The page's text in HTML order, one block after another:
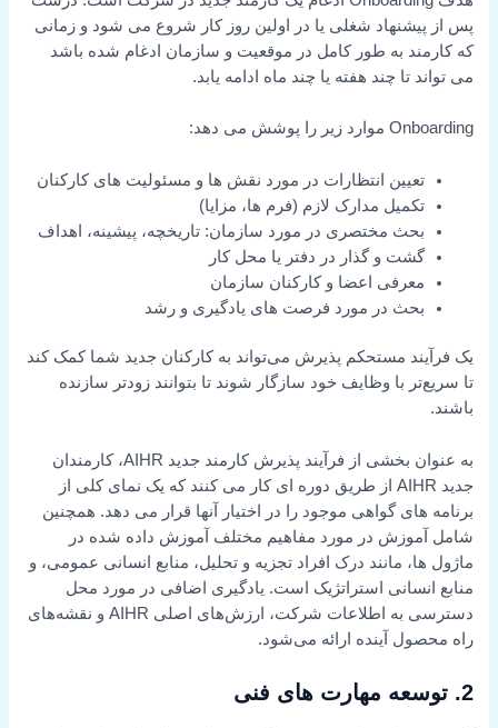
پس از پیشنهاد شغلی یا در اولین روز کار شروع می شود و زمانی
که کارمند به طور کامل در موقعیت و سازمان ادغام شده باشد
می تواند تا چند هفته یا چند ماه ادامه یابد.
Onboarding موارد زیر را پوشش می دهد:
تعیین انتظارات در مورد نقش ها و مسئولیت های کارکنان
تکمیل مدارک لازم (فرم ها، مزایا)
بحث مختصری در مورد سازمان: تاریخچه، پیشینه، اهداف
گشت و گذار در دفتر یا محل کار
معرفی اعضا و کارکنان سازمان
بحث در مورد فرصت های یادگیری و رشد
یک فرآیند مستحکم پذیرش می‌تواند به کارکنان جدید شما کمک کند
تا سریع‌تر با وظایف خود سازگار شوند تا بتوانند زودتر سازنده
باشند.
به عنوان بخشی از فرآیند پذیرش کارمند جدید AIHR، کارمندان
جدید AIHR از طریق دوره ای کار می کنند که یک نمای کلی از
برنامه های گواهی موجود را در اختیار آنها قرار می دهد. همچنین
شامل آموزش در مورد مفاهیم مختلف آموزش داده شده در
ماژول ها، مانند درک افراد تجزیه و تحلیل، منابع انسانی عمومی، و
منابع انسانی استراتژیک است. یادگیری اضافی در مورد محل
دسترسی به اطلاعات شرکت، ارزش‌های اصلی AIHR و نقشه‌های
راه محصول آینده ارائه می‌شود.
2. توسعه مهارت های فنی